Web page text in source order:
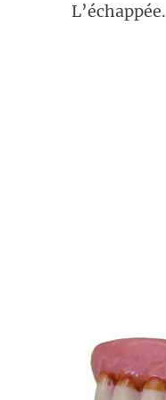
L’échappée.